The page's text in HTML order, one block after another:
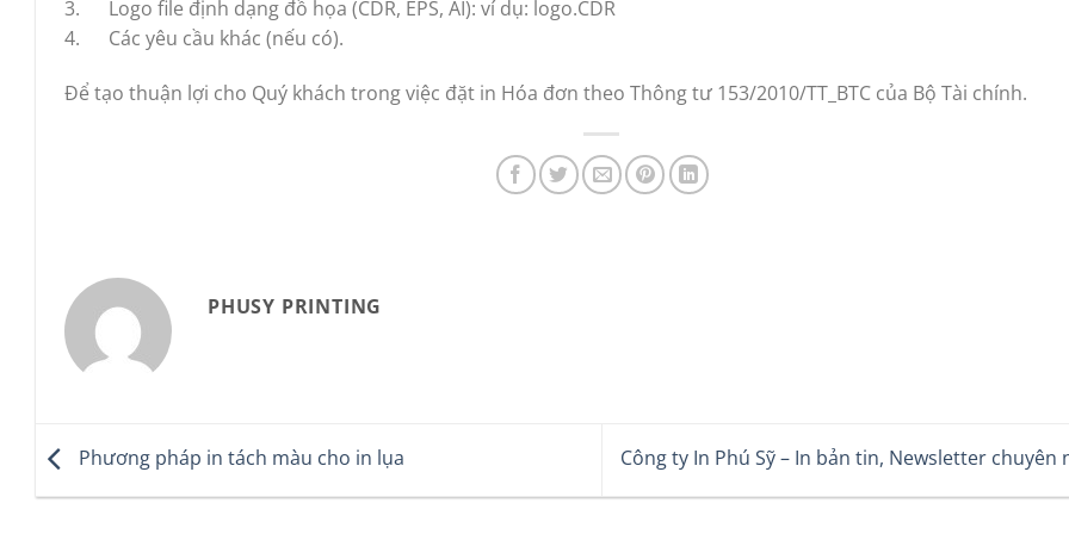
3. Logo file định dạng đồ họa (CDR, EPS, AI): ví dụ: logo.CDR
4. Các yêu cầu khác (nếu có).
Để tạo thuận lợi cho Quý khách trong việc đặt in Hóa đơn theo Thông tư 153/2010/TT_BTC của Bộ Tài chính.
PHUSY PRINTING
Phương pháp in tách màu cho in lụa Công ty In Phú Sỹ – In bản tin, Newsletter chuyên